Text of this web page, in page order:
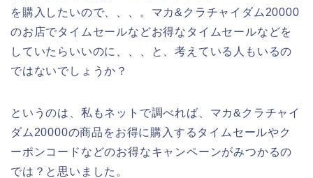
を購入したいので、、、。マカ&クラチャイダム20000
のお店でタイムセールなどお得なタイムセールなどを
していたらいいのに、、、と、考えている人もいるの
ではないでしょうか？
というのは、私もネットで調べれば、マカ&クラチャイ
ダム20000の商品をお得に購入するタイムセールやク
ーポンコードなどのお得なキャンペーンがみつかるの
では？と思いました。